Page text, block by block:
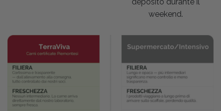
weekend.